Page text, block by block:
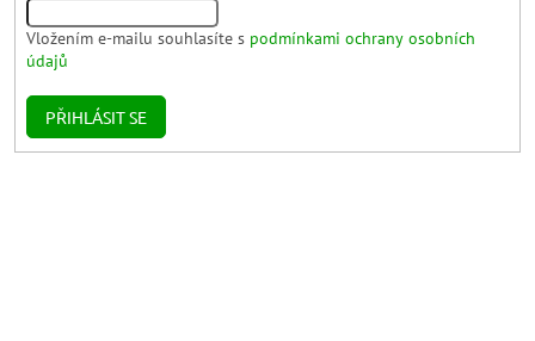
Vložením e-mailu souhlasíte s podmínkami ochrany osobních
údajů
PŘIHLÁSIT SE